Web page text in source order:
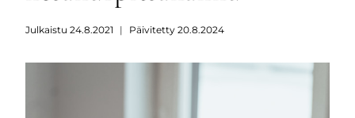
Julkaistu 24.8.2021 Päivitetty 20.8.2024